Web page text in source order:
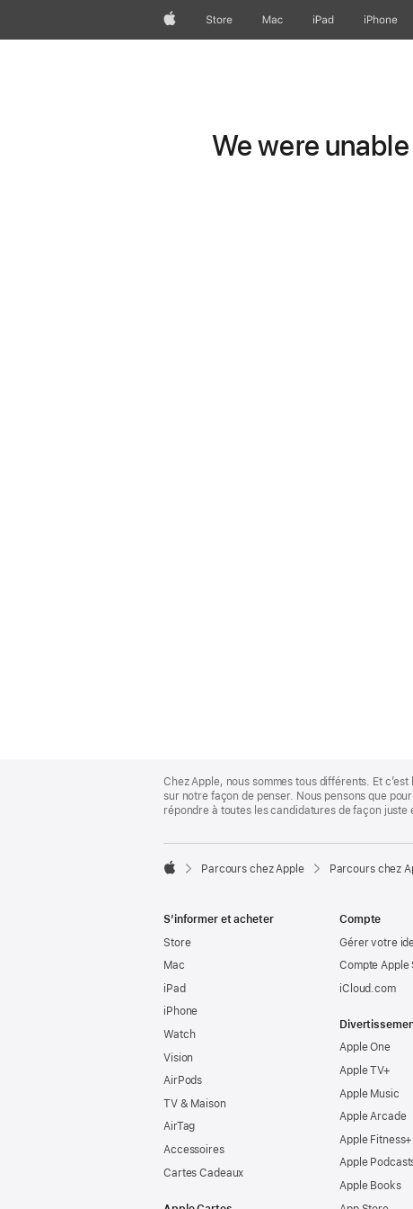
AppleStore Mac iPad iPhone
We were
Footer
Chez Apple, nous sommes tous différents. Et
sur notre façon de penser. Nous pensons que
répondre à toutes les candidatures de façon

Parcours chez Apple Parcours chez
S’informer et acheter
Store
Mac
iPad
iPhone
Watch
Vision
AirPods
TV & Maison
AirTag
Accessoires
Cartes Cadeaux
Compte
Gérer votre
Compte Apple
iCloud.com
Apple One
Apple TV+
Apple Music
Apple Arcade
Apple Fitness+
Apple
Apple Books